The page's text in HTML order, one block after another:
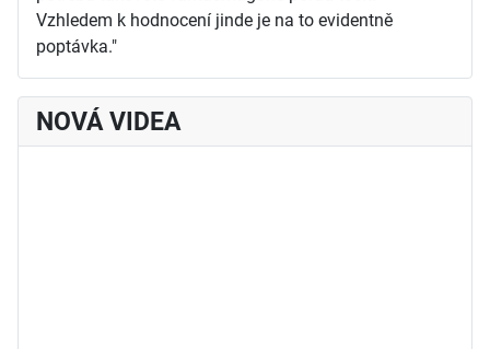
Vzhledem k hodnocení jinde je na to evidentně
poptávka."
NOVÁ VIDEA